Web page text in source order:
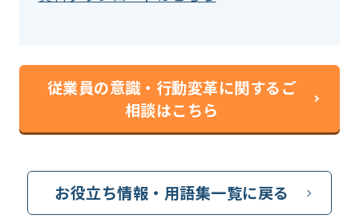
従業員の意識・行動変革に関するご
相談はこちら
お役立ち情報・用語集一覧に戻る